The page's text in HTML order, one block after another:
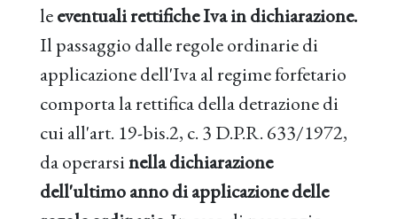
leeventuali rettifiche Iva in dichiarazione.
Il passaggio dalle regole ordinarie di
applicazione dell'Iva al regime forfetario
comporta la rettifica della detrazione di
cui all'art. 19-bis.2, c. 3 D.P.R. 633/1972,
da operarsinella dichiarazione
dell'ultimo anno di applicazione delle